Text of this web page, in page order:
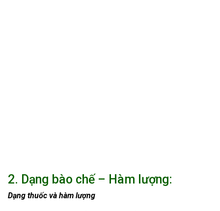
2. Dạng bào chế – Hàm lượng:
Dạng thuốc và hàm lượng